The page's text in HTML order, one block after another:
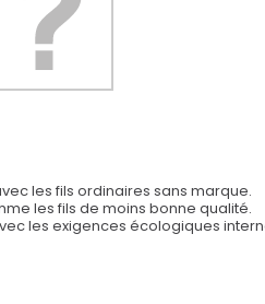
les fils ordinaires sans marque.
les fils de moins bonne qualité.
les exigences écologiques